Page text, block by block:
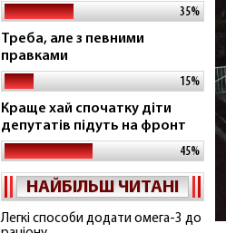
35%
Треба, але з певними
правками
15%
Краще хай спочатку діти
депутатів підуть на фронт
45%
НАЙБІЛЬШ ЧИТАНІ
Легкі способи додати омега-3 до